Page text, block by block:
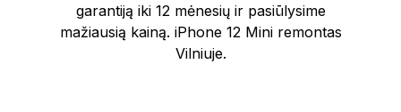
garantiją iki 12 mėnesių ir pasiūlysime
mažiausią kainą. iPhone 12 Mini remontas
Vilniuje.